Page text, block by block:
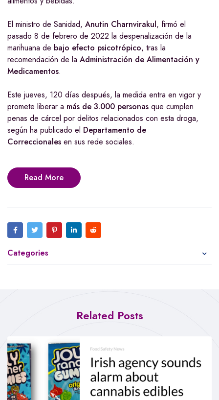
El ministro de Sanidad, Anutin Charnvirakul, firmó el
pasado 8 de febrero de 2022 la despenalización de la
marihuana de bajo efecto psicotrópico, tras la
recomendación de la Administración de Alimentación y
Medicamentos.
Este jueves, 120 días después, la medida entra en vigor y
promete liberar a más de 3.000 personas que cumplen
penas de cárcel por delitos relacionados con esta droga,
según ha publicado el Departamento de
Correccionales en sus rede sociales.
Read More
Categories
Related Posts